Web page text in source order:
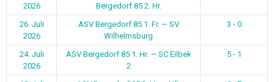
2026
Bergedorf 85 2. Hr.
26. Juli
2026
ASV Bergedorf 85 1. Fr. — SV
Wilhelmsburg
3 - 0
24. Juli
2026
ASV Bergedorf 85 1. Hr. — SC Eilbek
2
5 - 1